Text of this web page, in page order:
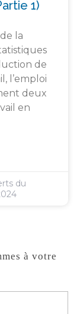
1)
la
de
l’emploi
deux
en
du
à votre